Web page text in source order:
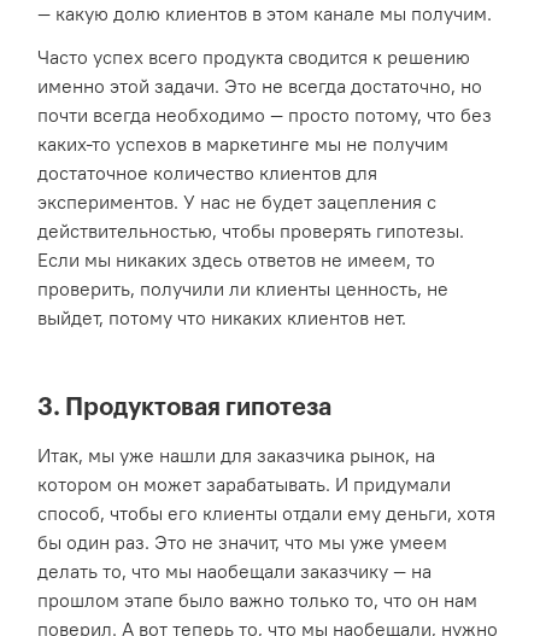
— какую долю клиентов в этом канале мы получим.
Часто успех всего продукта сводится к решению
именно этой задачи. Это не всегда достаточно, но
почти всегда необходимо — просто потому, что без
каких-то успехов в маркетинге мы не получим
достаточное количество клиентов для
экспериментов. У нас не будет зацепления с
действительностью, чтобы проверять гипотезы.
Если мы никаких здесь ответов не имеем, то
проверить, получили ли клиенты ценность, не
выйдет, потому что никаких клиентов нет.
3. Продуктовая гипотеза
Итак, мы уже нашли для заказчика рынок, на
котором он может зарабатывать. И придумали
способ, чтобы его клиенты отдали ему деньги, хотя
бы один раз. Это не значит, что мы уже умеем
делать то, что мы наобещали заказчику — на
прошлом этапе было важно только то, что он нам
поверил. А вот теперь то, что мы наобещали, нужно